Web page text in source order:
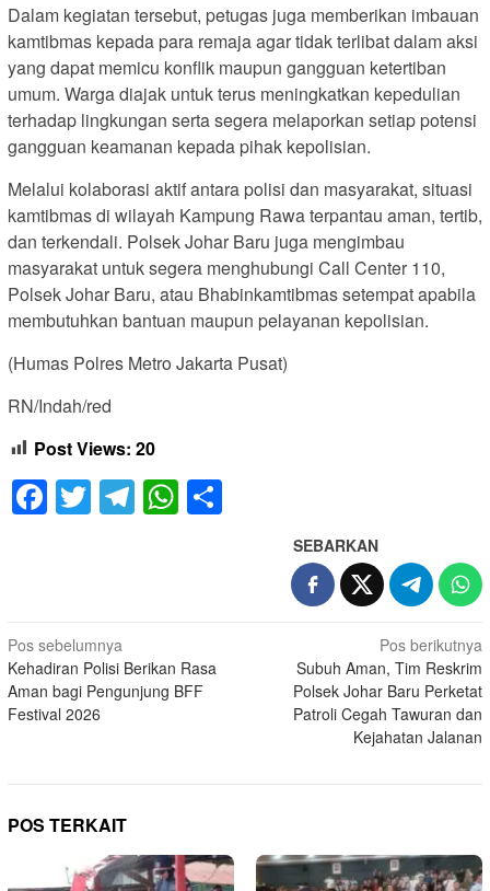
Dalam kegiatan tersebut, petugas juga memberikan imbauan
kamtibmas kepada para remaja agar tidak terlibat dalam aksi
yang dapat memicu konflik maupun gangguan ketertiban
umum. Warga diajak untuk terus meningkatkan kepedulian
terhadap lingkungan serta segera melaporkan setiap potensi
gangguan keamanan kepada pihak kepolisian.
Melalui kolaborasi aktif antara polisi dan masyarakat, situasi
kamtibmas di wilayah Kampung Rawa terpantau aman, tertib,
dan terkendali. Polsek Johar Baru juga mengimbau
masyarakat untuk segera menghubungi Call Center 110,
Polsek Johar Baru, atau Bhabinkamtibmas setempat apabila
membutuhkan bantuan maupun pelayanan kepolisian.
(Humas Polres Metro Jakarta Pusat)
RN/Indah/red
Post Views: 20
Facebook
TwitterTelegram
WhatsApp
SEBARKAN
Navigasi
pos
Pos sebelumnya
Kehadiran Polisi Berikan Rasa
Aman bagi Pengunjung BFF
Festival 2026
Pos berikutnya
Subuh Aman, Tim Reskrim
Polsek Johar Baru Perketat
Patroli Cegah Tawuran dan
Kejahatan Jalanan
POS TERKAIT